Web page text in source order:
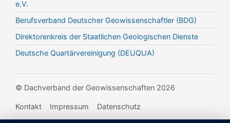
e.V.
Berufsverband Deutscher Geowissenschaftler (BDG)
Direktorenkreis der Staatlichen Geologischen Dienste
Deutsche Quartärvereinigung (DEUQUA)
© Dachverband der Geowissenschaften 2026
Kontakt Impressum Datenschutz